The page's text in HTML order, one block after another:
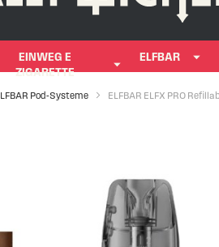
EINWEG E
ZIGARETTE
ELFBAR
Pod-Systeme ELFBAR ELFX PRO